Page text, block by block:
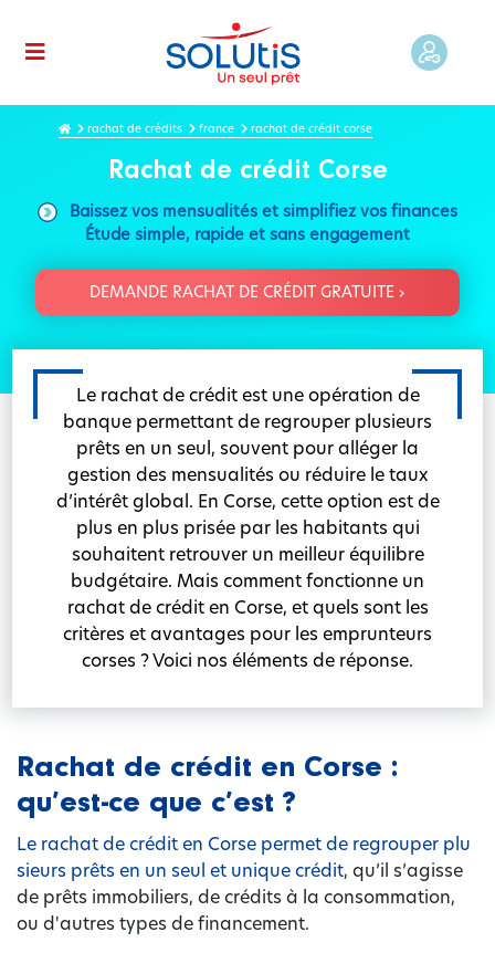
rachat de crédits france rachat de crédit corse
Rachat de crédit Corse
Baissez vos mensualités et simplifiez vos finances
Étude simple, rapide et sans engagement
DEMANDE RACHAT DE CRÉDIT GRATUITE ›
Le rachat de crédit est une opération de
banque permettant de regrouper plusieurs
prêts en un seul, souvent pour alléger la
gestion des mensualités ou réduire le taux
d’intérêt global. En Corse, cette option est de
plus en plus prisée par les habitants qui
souhaitent retrouver un meilleur équilibre
budgétaire. Mais comment fonctionne un
rachat de crédit en Corse, et quels sont les
critères et avantages pour les emprunteurs
corses ? Voici nos éléments de réponse.
Rachat de crédit en Corse :
qu’est-ce que c’est ?
Le rachat de crédit en Corse permet de regrouper plu
sieurs prêts en un seul et unique crédit, qu’il s’agisse
de prêts immobiliers, de crédits à la consommation,
ou d'autres types de financement.